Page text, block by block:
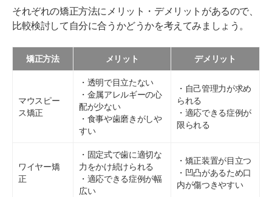
それぞれの矯正方法にメリット・デメリットがあるので、
比較検討して自分に合うかどうかを考えてみましょう。
矯正方法 メリット デメリット
マウスピー
ス矯正
・透明で目立たない
・金属アレルギーの心
配が少ない
・食事や歯磨きがしや
すい
・自己管理力が求め
られる
・適応できる症例が
限られる
ワイヤー矯
正
・固定式で歯に適切な
力をかけ続けられる
・適応できる症例が幅
広い
・矯正装置が目立つ
・凹凸があるため口
内が傷つきやすい